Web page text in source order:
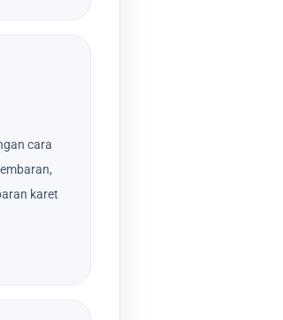
cara
karet